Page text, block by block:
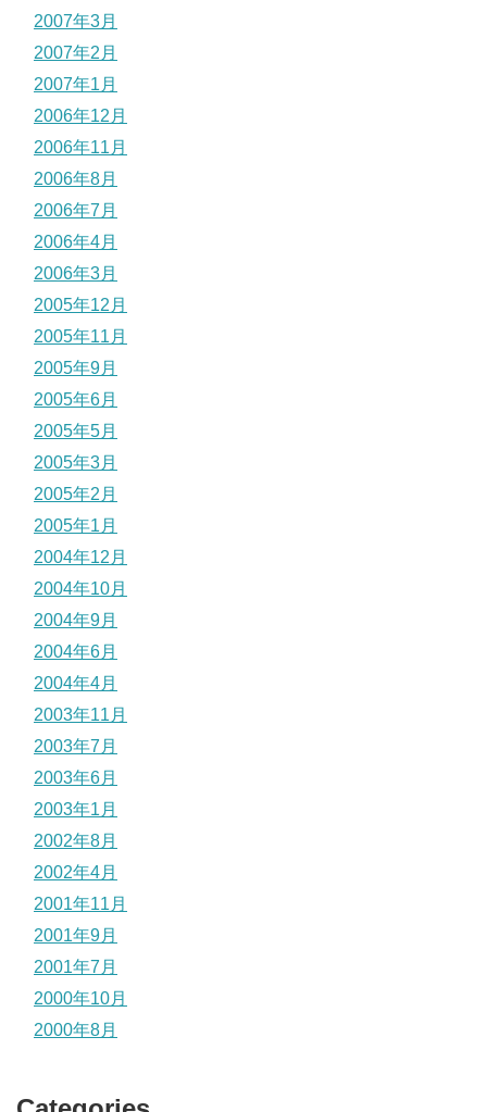
2007年3月
2007年2月
2007年1月
2006年12月
2006年11月
2006年8月
2006年7月
2006年4月
2006年3月
2005年12月
2005年11月
2005年9月
2005年6月
2005年5月
2005年3月
2005年2月
2005年1月
2004年12月
2004年10月
2004年9月
2004年6月
2004年4月
2003年11月
2003年7月
2003年6月
2003年1月
2002年8月
2002年4月
2001年11月
2001年9月
2001年7月
2000年10月
2000年8月